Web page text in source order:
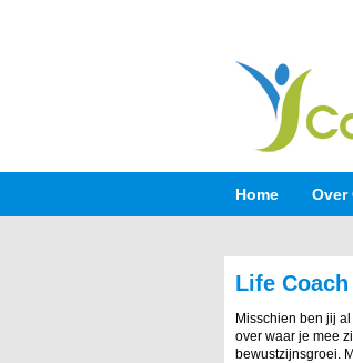
Home Over
Life
Misschien ben jij
over waar je mee
bewustzijnsgroei.